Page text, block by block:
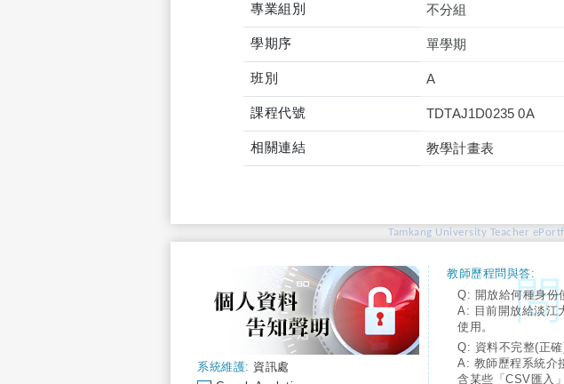
專業組別 不分組
學期序 單學期
班別 A
課程代號 TDTAJ1D0235 0A
相關連結 教學計畫表
Tamkang University Teacher
系統維護: 資訊處
教師歷程問與答:
Q: 開放給何種身份
A: 目前開放給淡江
使用。
Q: 資料不完整(正
A: 教師歷程系統介
含某些「CSV匯入